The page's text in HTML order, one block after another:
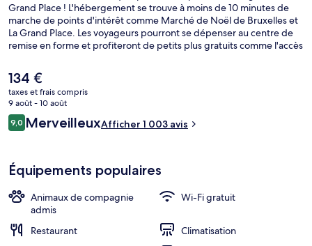
Grand Place ! L'hébergement se trouve à moins de 10 minutes de
marche de points d'intérêt comme Marché de Noël de Bruxelles et
La Grand Place. Les voyageurs pourront se dépenser au centre de
remise en forme et profiteront de petits plus gratuits comme l'accès
voiture, vous trouverez aussi des sites comme Manneken Pis et
Avenue Louise. Les autres voyageurs aiment le fait que les transports
publics se trouvent à une courte distance de marche : Station De
Brouckère est à 3 minutes à pied et Station Bourse-Beurs, à 3
minutes.
Le
prix
actuel
est
de
134 €
taxes et frais compris
9 août - 10 août
Avis
voyageurs
9,09,0 sur 10
MerveilleuxAfficher 1 003 avis
Équipements populaires
Animaux de compagnie
admis
Wi-Fi gratuit
Restaurant
Climatisation